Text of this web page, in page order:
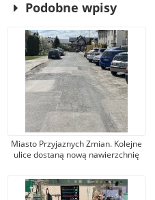
Podobne wpisy
Miasto Przyjaznych Zmian. Kolejne
ulice dostaną nową nawierzchnię